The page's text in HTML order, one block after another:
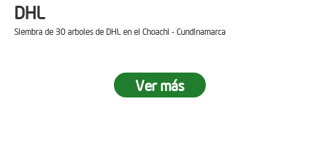
DHL
Siembra de 30 arboles de DHL en el Choachi - Cundinamarca
Ver más